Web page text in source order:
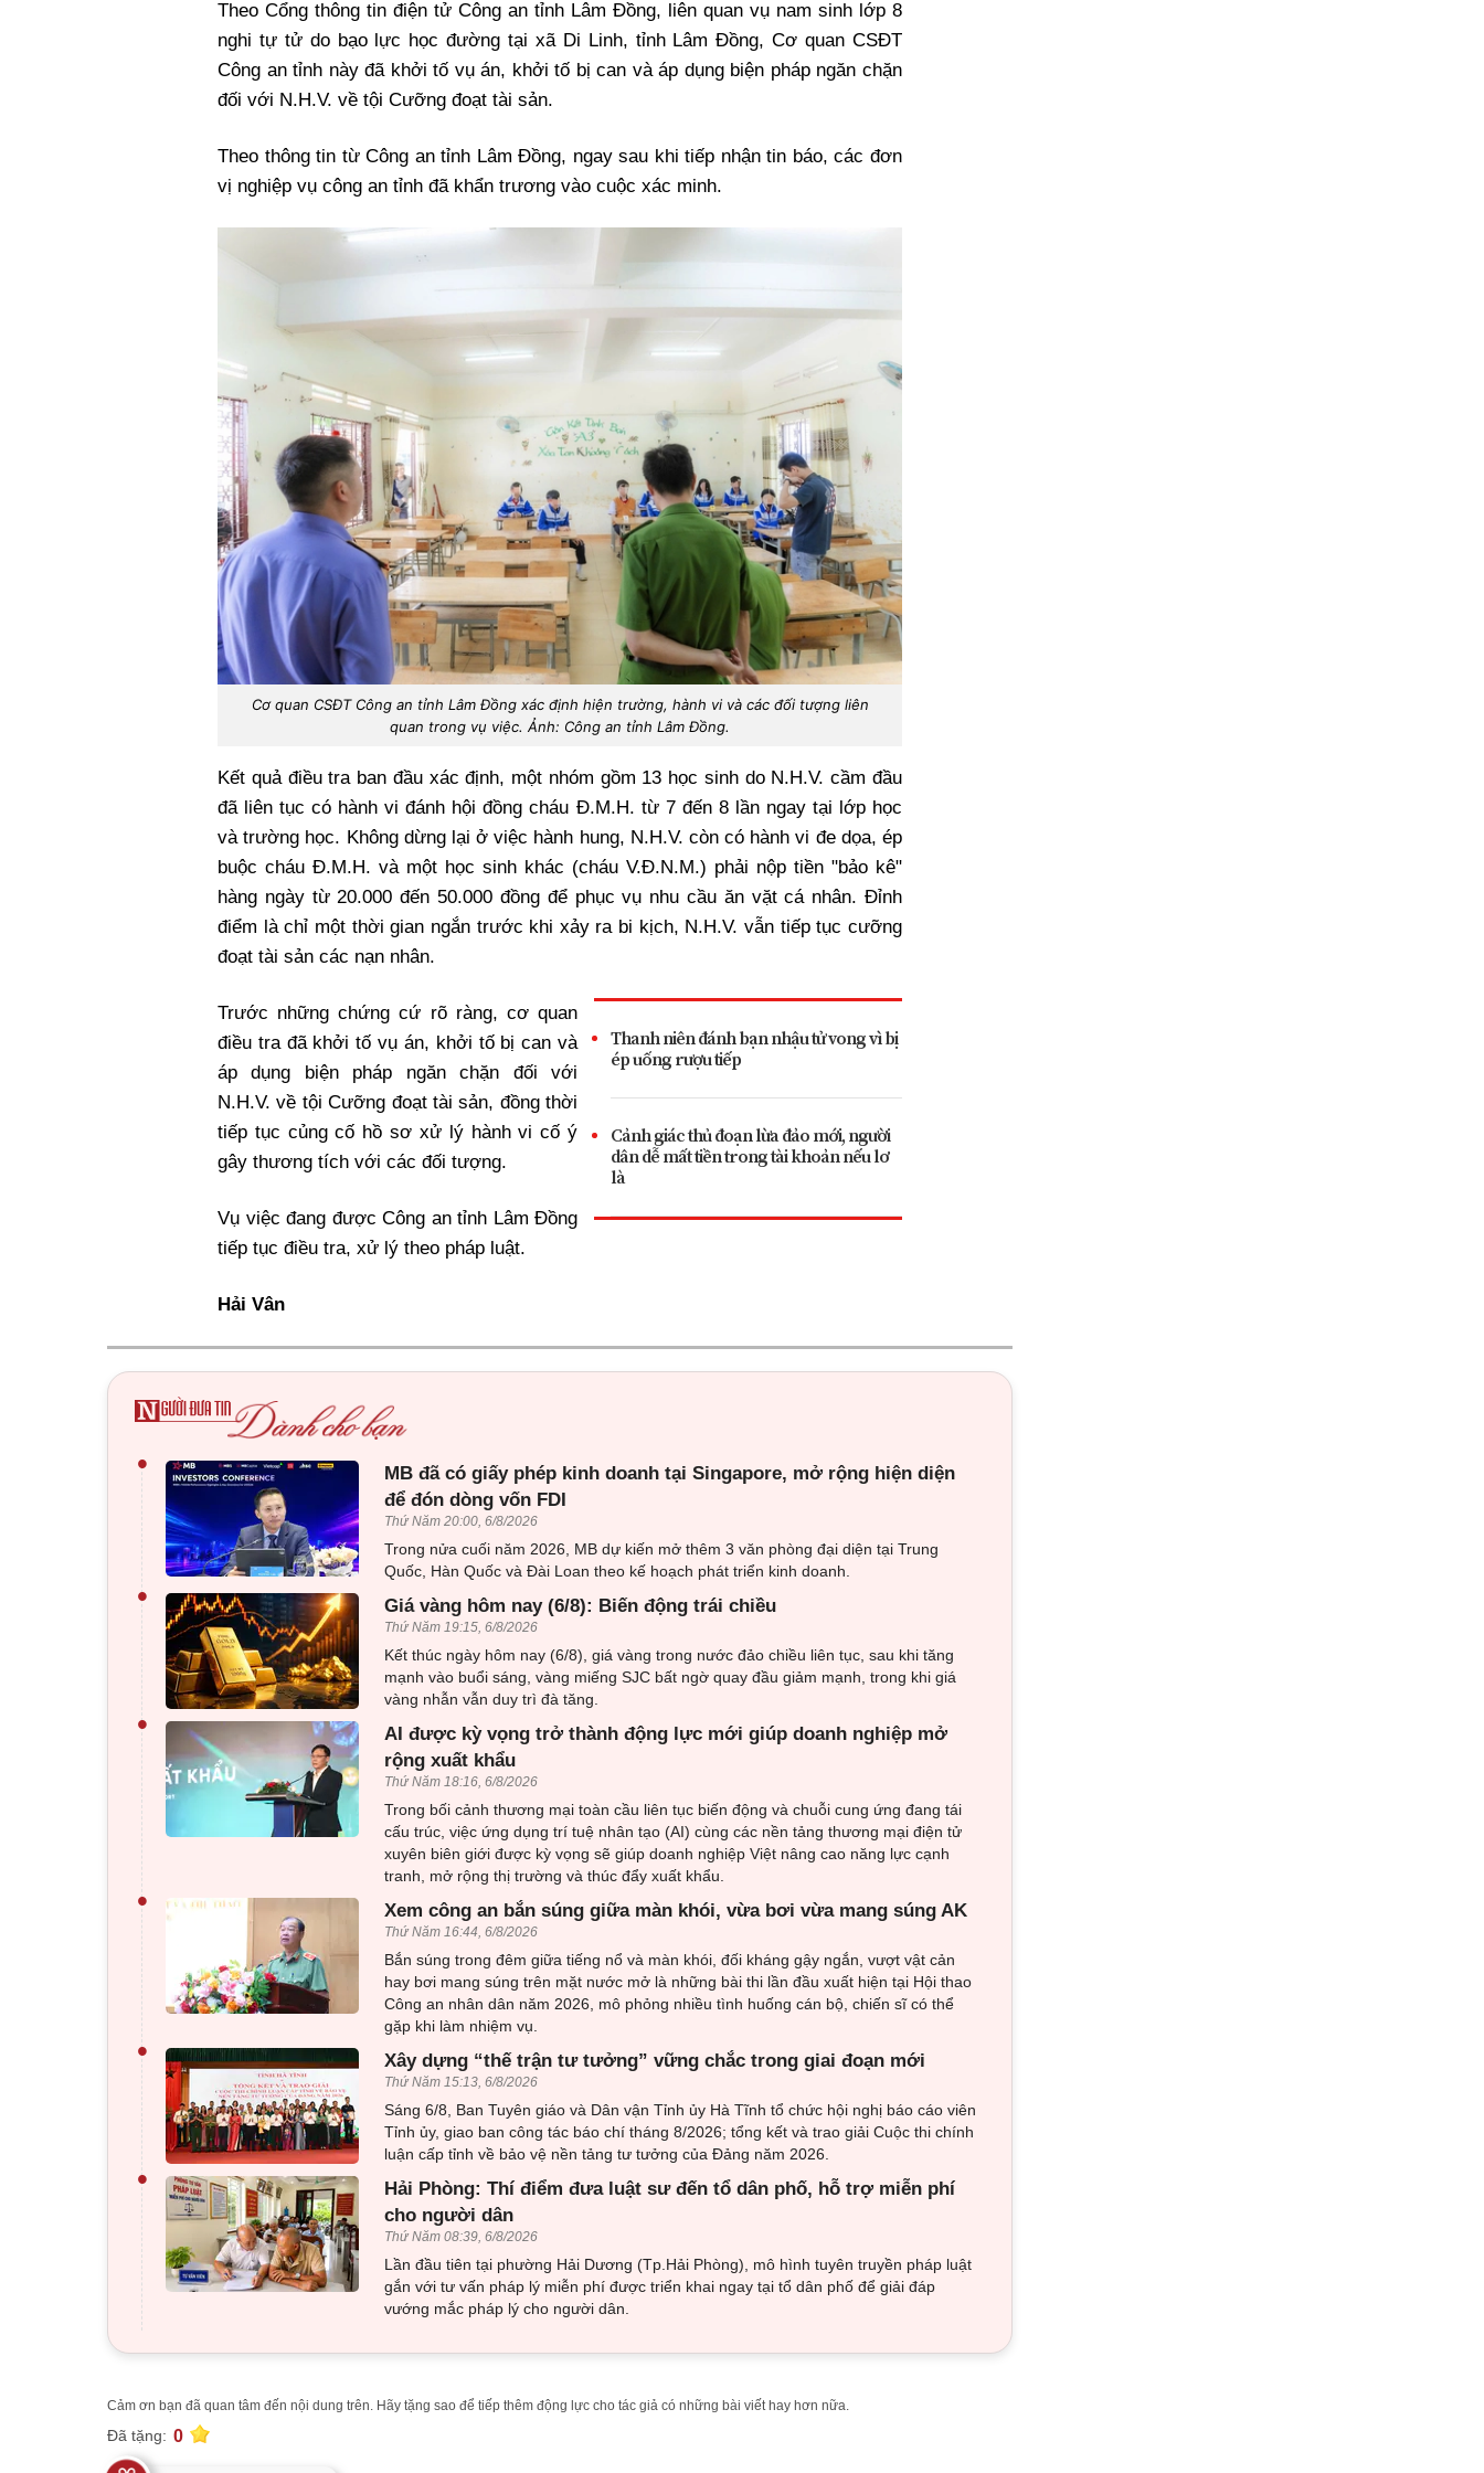
Xi nhan Trái Phải
Bạn đọc viết
Theo Cổng thông tin điện tử Công an tỉnh Lâm Đồng, liên quan vụ nam sinh lớp 8
nghi tự tử do bạo lực học đường tại xã Di Linh, tỉnh Lâm Đồng, Cơ quan CSĐT
Công an tỉnh này đã khởi tố vụ án, khởi tố bị can và áp dụng biện pháp ngăn chặn
đối với N.H.V. về tội Cưỡng đoạt tài sản.
Theo thông tin từ Công an tỉnh Lâm Đồng, ngay sau khi tiếp nhận tin báo, các đơn
vị nghiệp vụ công an tỉnh đã khẩn trương vào cuộc xác minh.
Cơ quan CSĐT Công an tỉnh Lâm Đồng xác định hiện trường, hành vi và các đối tượng liên
quan trong vụ việc. Ảnh: Công an tỉnh Lâm Đồng.
Kết quả điều tra ban đầu xác định, một nhóm gồm 13 học sinh do N.H.V. cầm đầu
đã liên tục có hành vi đánh hội đồng cháu Đ.M.H. từ 7 đến 8 lần ngay tại lớp học
và trường học. Không dừng lại ở việc hành hung, N.H.V. còn có hành vi đe dọa, ép
buộc cháu Đ.M.H. và một học sinh khác (cháu V.Đ.N.M.) phải nộp tiền "bảo kê"
hàng ngày từ 20.000 đến 50.000 đồng để phục vụ nhu cầu ăn vặt cá nhân. Đỉnh
điểm là chỉ một thời gian ngắn trước khi xảy ra bi kịch, N.H.V. vẫn tiếp tục cưỡng
đoạt tài sản các nạn nhân.
Thanh niên đánh bạn nhậu tử vong vì bị
ép uống rượu tiếp
Cảnh giác thủ đoạn lừa đảo mới, người
dân dễ mất tiền trong tài khoản nếu lơ
là
Trước những chứng cứ rõ ràng, cơ quan
điều tra đã khởi tố vụ án, khởi tố bị can và
áp dụng biện pháp ngăn chặn đối với
N.H.V. về tội Cưỡng đoạt tài sản, đồng thời
tiếp tục củng cố hồ sơ xử lý hành vi cố ý
gây thương tích với các đối tượng.
Vụ việc đang được Công an tỉnh Lâm Đồng
tiếp tục điều tra, xử lý theo pháp luật.
Hải Vân
•
MB đã có giấy phép kinh doanh tại Singapore, mở rộng hiện diện
để đón dòng vốn FDI
Thứ Năm 20:00, 6/8/2026
Trong nửa cuối năm 2026, MB dự kiến mở thêm 3 văn phòng đại diện tại Trung
Quốc, Hàn Quốc và Đài Loan theo kế hoạch phát triển kinh doanh.
• Giá vàng hôm nay (6/8): Biến động trái chiều
Thứ Năm 19:15, 6/8/2026
Kết thúc ngày hôm nay (6/8), giá vàng trong nước đảo chiều liên tục, sau khi tăng
mạnh vào buổi sáng, vàng miếng SJC bất ngờ quay đầu giảm mạnh, trong khi giá
vàng nhẫn vẫn duy trì đà tăng.
•
AI được kỳ vọng trở thành động lực mới giúp doanh nghiệp mở
rộng xuất khẩu
Thứ Năm 18:16, 6/8/2026
Trong bối cảnh thương mại toàn cầu liên tục biến động và chuỗi cung ứng đang tái
cấu trúc, việc ứng dụng trí tuệ nhân tạo (AI) cùng các nền tảng thương mại điện tử
xuyên biên giới được kỳ vọng sẽ giúp doanh nghiệp Việt nâng cao năng lực cạnh
tranh, mở rộng thị trường và thúc đẩy xuất khẩu.
• Xem công an bắn súng giữa màn khói, vừa bơi vừa mang súng AK
Thứ Năm 16:44, 6/8/2026
Bắn súng trong đêm giữa tiếng nổ và màn khói, đối kháng gậy ngắn, vượt vật cản
hay bơi mang súng trên mặt nước mở là những bài thi lần đầu xuất hiện tại Hội thao
Công an nhân dân năm 2026, mô phỏng nhiều tình huống cán bộ, chiến sĩ có thể
gặp khi làm nhiệm vụ.
• Xây dựng “thế trận tư tưởng” vững chắc trong giai đoạn mới
Thứ Năm 15:13, 6/8/2026
Sáng 6/8, Ban Tuyên giáo và Dân vận Tỉnh ủy Hà Tĩnh tổ chức hội nghị báo cáo viên
Tỉnh ủy, giao ban công tác báo chí tháng 8/2026; tổng kết và trao giải Cuộc thi chính
luận cấp tỉnh về bảo vệ nền tảng tư tưởng của Đảng năm 2026.
•
Hải Phòng: Thí điểm đưa luật sư đến tổ dân phố, hỗ trợ miễn phí
cho người dân
Thứ Năm 08:39, 6/8/2026
Lần đầu tiên tại phường Hải Dương (Tp.Hải Phòng), mô hình tuyên truyền pháp luật
gắn với tư vấn pháp lý miễn phí được triển khai ngay tại tổ dân phố để giải đáp
vướng mắc pháp lý cho người dân.
Cảm ơn bạn đã quan tâm đến nội dung trên. Hãy tặng sao để tiếp thêm động lực cho tác giả có những bài viết hay hơn nữa.
Đã tặng: 0